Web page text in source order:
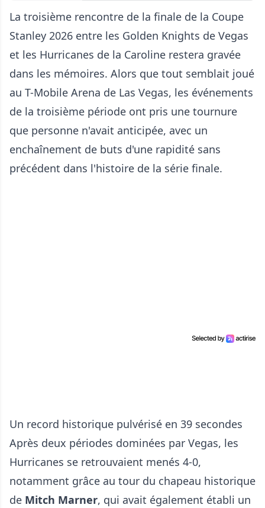
La troisième rencontre de la finale de la Coupe
Stanley 2026 entre les Golden Knights de Vegas
et les Hurricanes de la Caroline restera gravée
dans les mémoires. Alors que tout semblait joué
au T-Mobile Arena de Las Vegas, les événements
de la troisième période ont pris une tournure
que personne n'avait anticipée, avec un
enchaînement de buts d'une rapidité sans
précédent dans l'histoire de la série finale.
Un record historique pulvérisé en 39 secondes
Après deux périodes dominées par Vegas, les
Hurricanes se retrouvaient menés 4-0,
notamment grâce au tour du chapeau historique
de Mitch Marner, qui avait également établi un